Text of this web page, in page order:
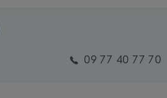
09 77 40 77 70